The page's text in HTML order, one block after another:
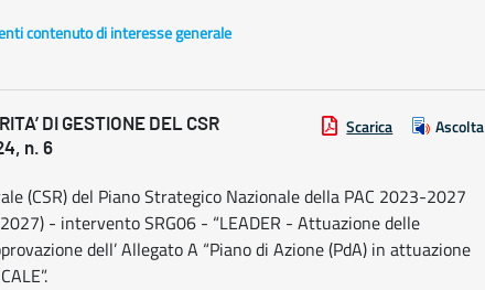
contenuto di interesse generale
DI GESTIONE DEL CSR
n. 6
Scarica Ascolta
(CSR) del Piano Strategico Nazionale della PAC 2023-2027
- intervento SRG06 - “LEADER - Attuazione delle
dell’ Allegato A “Piano di Azione (PdA) in attuazione